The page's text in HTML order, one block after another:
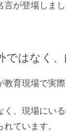
言が登場しま
ではなく
教育現場で実
く、現場にいる
ています。